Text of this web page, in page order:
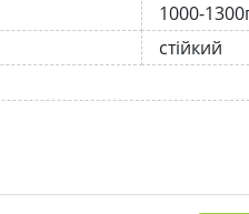
1000-
стійкий